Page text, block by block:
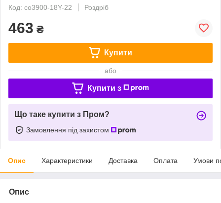
Код: co3900-18Y-22
Роздріб
463 ₴
Купити
або
Купити з
Що таке купити з Пром?
Замовлення під захистом
Опис Характеристики Доставка Оплата Умови
Опис